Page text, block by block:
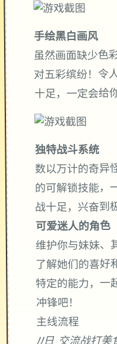
手绘黑白画风
虽然画面缺少色
对五彩缤纷！令
十足，一定会给
独特战斗系统
数以万计的奇异
的可解锁技能，
战十足，兴奋到
可爱迷人的角色
维护你与妹妹、
了解她们的喜好
特定的能力，一
冲锋吧！
主线流程